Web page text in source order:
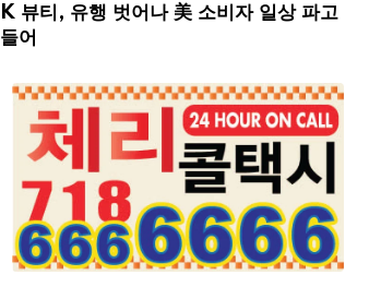
K 뷰티, 유행 벗어나 美 소비자 일상 파고
들어